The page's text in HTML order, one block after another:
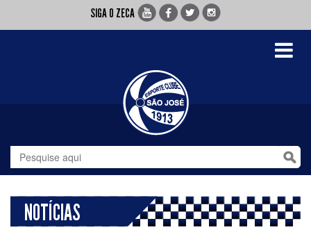
SIGA O ZECA
Toggle
NOTÍCIAS